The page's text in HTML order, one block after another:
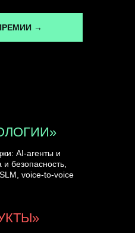
AI-агенты и
безопасность,
voice-to-voice
→